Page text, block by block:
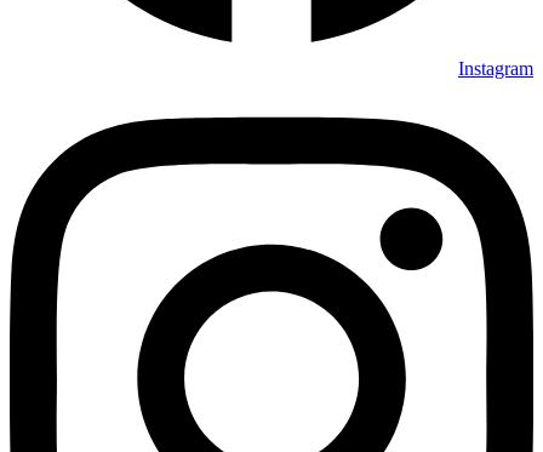
Instagram